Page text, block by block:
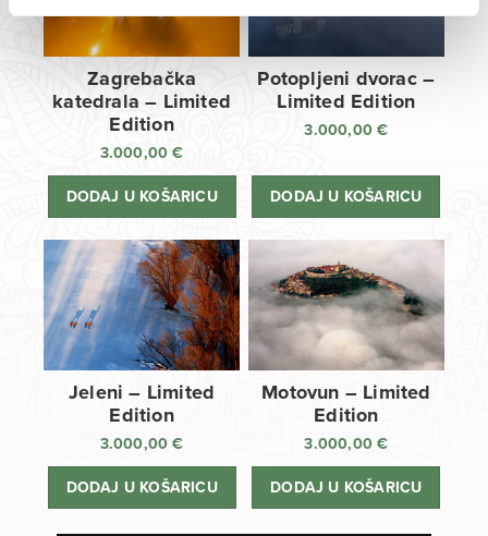
Zagrebačka
katedrala – Limited
Edition
3.000,00€
DODAJ U KOŠARICU
Potopljeni dvorac –
Limited Edition
3.000,00€
DODAJ U KOŠARICU
Jeleni – Limited
Edition
3.000,00€
DODAJ U KOŠARICU
Motovun – Limited
Edition
3.000,00€
DODAJ U KOŠARICU